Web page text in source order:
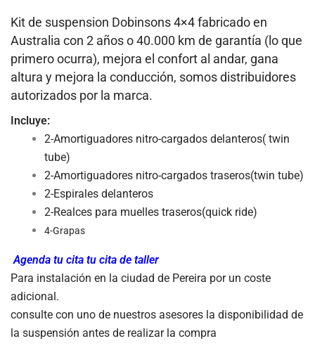
Kit de suspension Dobinsons 4×4 fabricado en
Australia con 2 años o 40.000 km de garantía (lo que
primero ocurra), mejora el confort al andar, gana
altura y mejora la conducción, somos distribuidores
autorizados por la marca.
Incluye:
2-Amortiguadores nitro-cargados delanteros( twin
tube)
2-Amortiguadores nitro-cargados traseros(twin tube)
2-Espirales delanteros
2-Realces para muelles traseros(quick ride)
4-Grapas
Agenda tu cita tu cita de taller
Para instalación en la ciudad de Pereira por un coste
adicional.
consulte con uno de nuestros asesores la disponibilidad de
la suspensión antes de realizar la compra